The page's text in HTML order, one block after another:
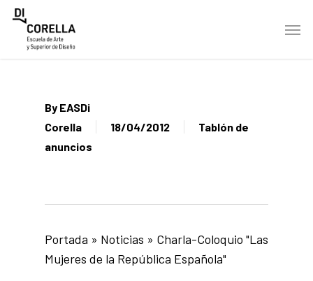
Skip
Menu
By EASDi
Corella
18/04/2012
Tablón de
anuncios
Portada » Noticias » Charla-Coloquio "Las
Mujeres de la República Española"